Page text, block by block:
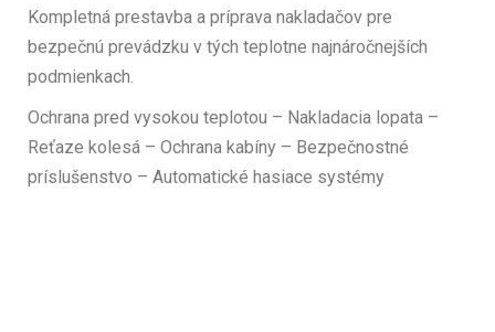
Kompletná prestavba a príprava nakladačov pre
bezpečnú prevádzku v tých teplotne najnáročnejších
podmienkach.
Ochrana pred vysokou teplotou – Nakladacia lopata –
Reťaze kolesá – Ochrana kabíny – Bezpečnostné
príslušenstvo – Automatické hasiace systémy